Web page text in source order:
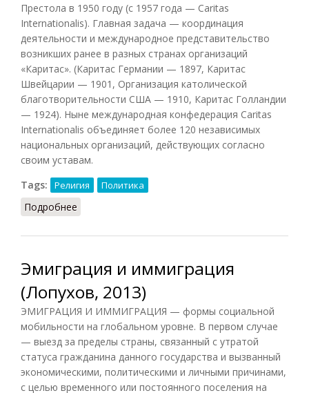
Престола в 1950 году (с 1957 года — Caritas
Internationalis). Главная задача — координация
деятельности и международное представительство
возникших ранее в разных странах организаций
«Каритас». (Каритас Германии — 1897, Каритас
Швейцарии — 1901, Организация католической
благотворительности США — 1910, Каритас Голландии
— 1924). Ныне международная конфедерация Caritas
Internationalis объединяет более 120 независимых
национальных организаций, действующих согласно
своим уставам.
Tags:
Религия Политика
Подробнее
Эмиграция и иммиграция
(Лопухов, 2013)
ЭМИГРАЦИЯ И ИММИГРАЦИЯ — формы социальной
мобильности на глобальном уровне. В первом случае
— выезд за пределы страны, связанный с утратой
статуса гражданина данного государства и вызванный
экономическими, политическими и личными причинами,
с целью временного или постоянного поселения на